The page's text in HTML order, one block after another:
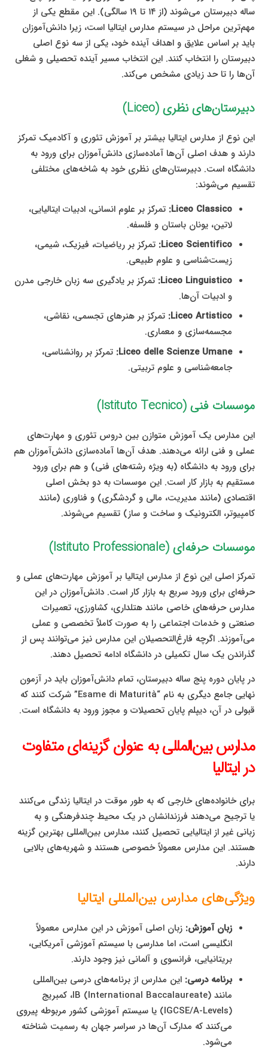
ساله دبیرستان می‌شوند (از ۱۴ تا ۱۹ سالگی). این مقطع یکی از
مهم‌ترین مراحل در سیستم مدارس ایتالیا است، زیرا دانش‌آموزان
باید بر اساس علایق و اهداف آینده خود، یکی از سه نوع اصلی
دبیرستان را انتخاب کنند. این انتخاب مسیر آینده تحصیلی و شغلی
آن‌ها را تا حد زیادی مشخص می‌کند.
دبیرستان‌های نظری (Liceo)
این نوع از مدارس ایتالیا بیشتر بر آموزش تئوری و آکادمیک تمرکز
دارند و هدف اصلی آن‌ها آماده‌سازی دانش‌آموزان برای ورود به
دانشگاه است. دبیرستان‌های نظری خود به شاخه‌های مختلفی
تقسیم می‌شوند:
Liceo Classico: تمرکز بر علوم انسانی، ادبیات ایتالیایی،
لاتین، یونان باستان و فلسفه.
Liceo Scientifico: تمرکز بر ریاضیات، فیزیک، شیمی،
زیست‌شناسی و علوم طبیعی.
Liceo Linguistico: تمرکز بر یادگیری سه زبان خارجی مدرن
و ادبیات آن‌ها.
Liceo Artistico: تمرکز بر هنرهای تجسمی، نقاشی،
مجسمه‌سازی و معماری.
Liceo delle Scienze Umane: تمرکز بر روانشناسی،
جامعه‌شناسی و علوم تربیتی.
موسسات فنی (Istituto Tecnico)
این مدارس یک آموزش متوازن بین دروس تئوری و مهارت‌های
عملی و فنی ارائه می‌دهند. هدف آن‌ها آماده‌سازی دانش‌آموزان هم
برای ورود به دانشگاه (به ویژه رشته‌های فنی) و هم برای ورود
مستقیم به بازار کار است. این موسسات به دو بخش اصلی
اقتصادی (مانند مدیریت، مالی و گردشگری) و فناوری (مانند
کامپیوتر، الکترونیک و ساخت و ساز) تقسیم می‌شوند.
موسسات حرفه‌ای (Istituto Professionale)
تمرکز اصلی این نوع از مدارس ایتالیا بر آموزش مهارت‌های عملی و
حرفه‌ای برای ورود سریع به بازار کار است. دانش‌آموزان در این
مدارس حرفه‌های خاصی مانند هتلداری، کشاورزی، تعمیرات
صنعتی و خدمات اجتماعی را به صورت کاملاً تخصصی و عملی
می‌آموزند. اگرچه فارغ‌التحصیلان این مدارس نیز می‌توانند پس از
گذراندن یک سال تکمیلی در دانشگاه ادامه تحصیل دهند.
در پایان دوره پنج ساله دبیرستان، تمام دانش‌آموزان باید در آزمون
نهایی جامع دیگری به نام “Esame di Maturità” شرکت کنند که
قبولی در آن، دیپلم پایان تحصیلات و مجوز ورود به دانشگاه است.
مدارس بین‌المللی به عنوان گزینه‌ای متفاوت
در ایتالیا
برای خانواده‌های خارجی که به طور موقت در ایتالیا زندگی می‌کنند
یا ترجیح می‌دهند فرزندانشان در یک محیط چندفرهنگی و به
زبانی غیر از ایتالیایی تحصیل کنند، مدارس بین‌المللی بهترین گزینه
هستند. این مدارس معمولاً خصوصی هستند و شهریه‌های بالایی
دارند.
ویژگی‌های مدارس بین‌المللی ایتالیا
زبان آموزش: زبان اصلی آموزش در این مدارس معمولاً
انگلیسی است، اما مدارسی با سیستم آموزشی آمریکایی،
بریتانیایی، فرانسوی و آلمانی نیز وجود دارند.
برنامه درسی: این مدارس از برنامه‌های درسی بین‌المللی
مانند IB (International Baccalaureate)، کمبریج
(IGCSE/A-Levels) یا سیستم آموزشی کشور مربوطه پیروی
می‌کنند که مدارک آن‌ها در سراسر جهان به رسمیت شناخته
می‌شود.